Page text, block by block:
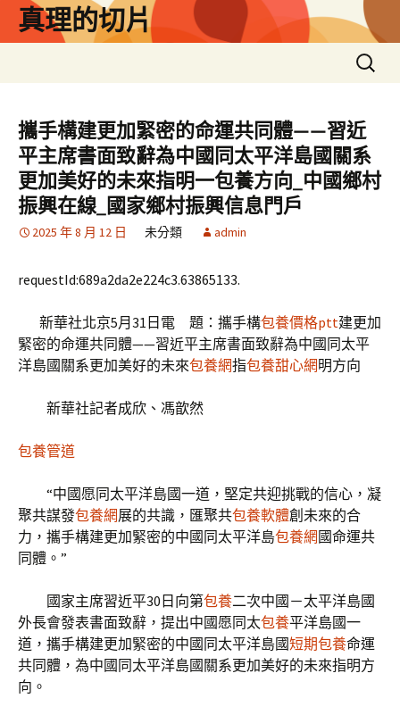
真理的切片
搜
尋
鍵
字:
攜手構建更加緊密的命運共同體——習近
平主席書面致辭為中國同太平洋島國關系
更加美好的未來指明一包養方向_中國鄉村
振興在線_國家鄉村振興信息門戶
2025 年 8 月 12 日 未分類 admin
requestId:689a2da2e224c3.63865133.
新華社北京5月31日電 題：攜手構包養價格ptt建更加
緊密的命運共同體——習近平主席書面致辭為中國同太平
洋島國關系更加美好的未來包養網指包養甜心網明方向
新華社記者成欣、馮歆然
包養管道
“中國愿同太平洋島國一道，堅定共迎挑戰的信心，凝
聚共謀發包養網展的共識，匯聚共包養軟體創未來的合
力，攜手構建更加緊密的中國同太平洋島包養網 國命運共
同體。”
國家主席習近平30日向第包養二次中國－太平洋島國
外長會發表書面致辭，提出中國愿同太包養平洋島國一
道，攜手構建更加緊密的中國同太平洋島國短期包養命運
共同體，為中國同太平洋島國關系更加美好的未來指明方
向。